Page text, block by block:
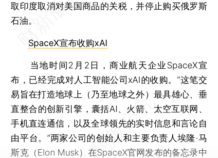
取印度取消对美国商品的关税，并停止购买俄罗斯
石油。
SpaceX宣布收购xAI
当地时间2月2日，商业航天企业SpaceX宣
布，已经完成对人工智能公司xAI的收购。“这笔交
易旨在打造地球上（乃至地球之外）最具雄心、垂
直整合的创新引擎，囊括AI、火箭、太空互联网、
手机直连通信，以及全球领先的实时信息和言论自
由平台。”两家公司的创始人和主要负责人埃隆·马
斯克（Elon Musk）在SpaceX官网发布的备忘录中